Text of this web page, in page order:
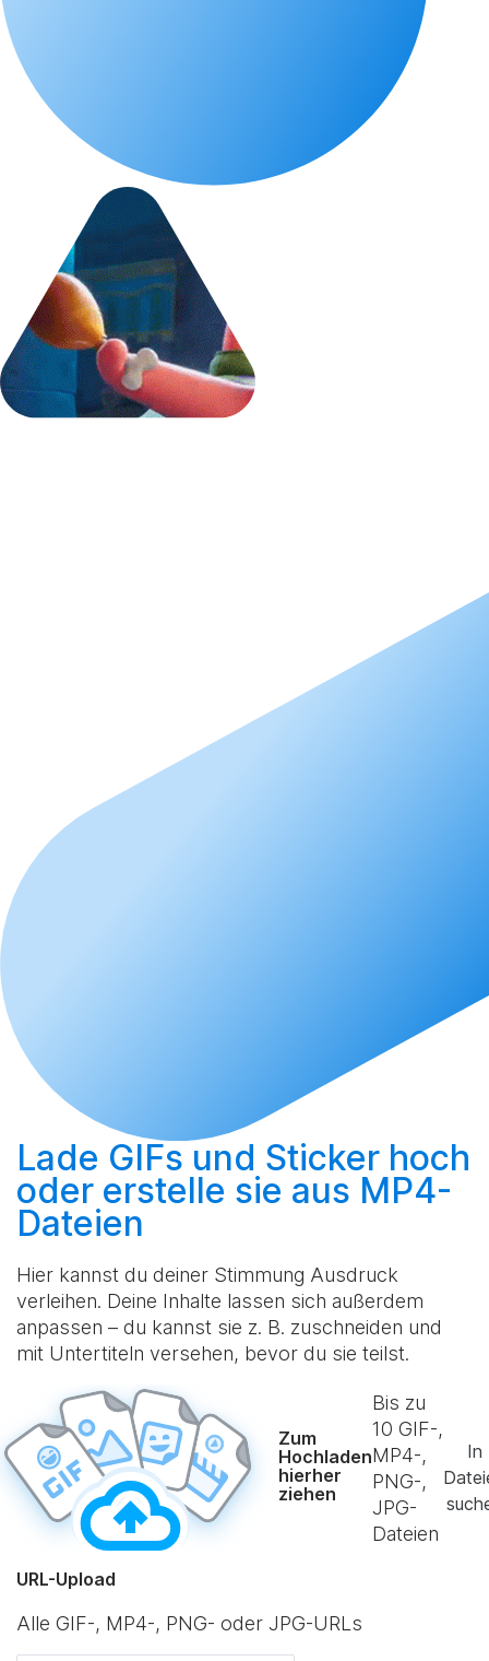
Lade GIFs und Sticker hoch
oder erstelle sie aus MP4-
Dateien
Hier kannst du deiner Stimmung Ausdruck
verleihen. Deine Inhalte lassen sich außerdem
anpassen – du kannst sie z. B. zuschneiden und
mit Untertiteln versehen, bevor du sie teilst.
Zum
Hochladen
hierher
ziehen
Bis zu
10 GIF-,
MP4-,
PNG-,
JPG-
Dateien
In
URL-Upload
Alle GIF-, MP4-, PNG- oder JPG-URLs